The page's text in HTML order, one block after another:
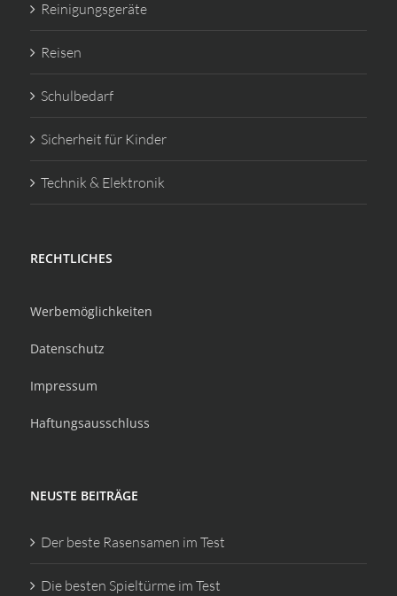
Reinigungsgeräte
Reisen
Schulbedarf
Sicherheit für Kinder
Technik & Elektronik
RECHTLICHES
Werbemöglichkeiten
Datenschutz
Impressum
Haftungsausschluss
NEUSTE BEITRÄGE
Der beste Rasensamen im Test
Die besten Spieltürme im Test